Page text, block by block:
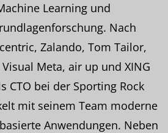
Learning und
Nach
Zalando, Tom Tailor,
Meta, air up und XING
CTO bei der Sporting Rock
mit seinem Team moderne
Anwendungen. Neben